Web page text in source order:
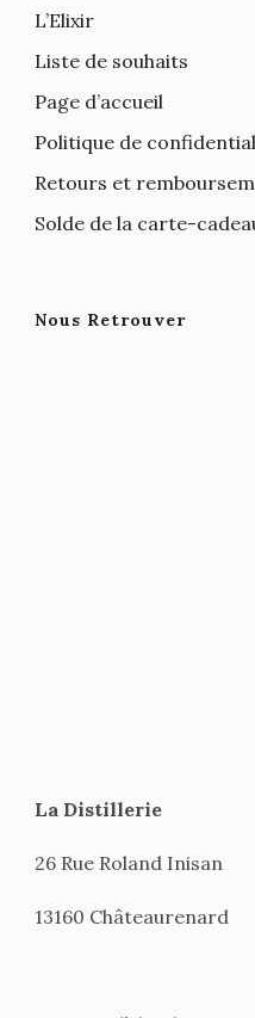
L’Elixir
Liste de souhaits
Page d’accueil
Politique de
Retours et
Solde de la carte-
Nous Retrouver
La Distillerie
26 Rue Roland Inisan
13160 Châteaurenard